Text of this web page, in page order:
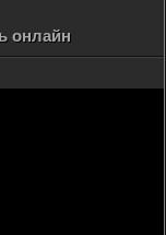
онлайн